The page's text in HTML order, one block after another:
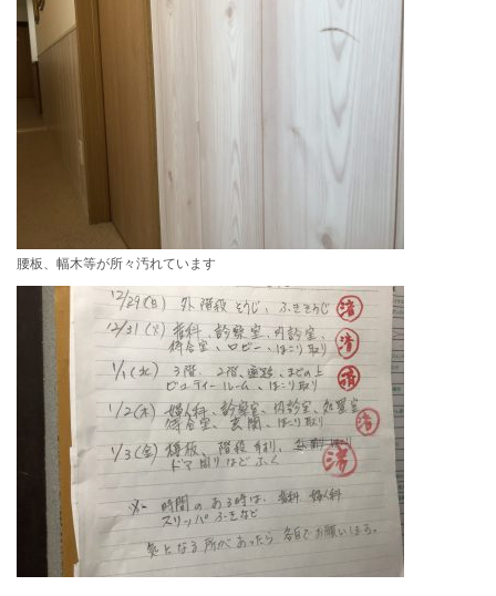
腰板、幅木等が所々汚れています